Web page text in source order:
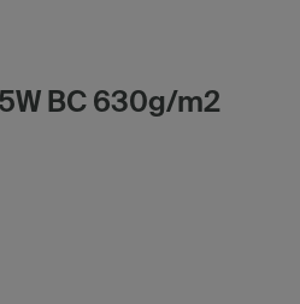
BC 630g/m2